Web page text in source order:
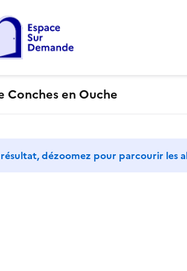
Conches en Ouche
dézoomez pour parcourir les